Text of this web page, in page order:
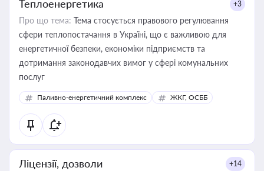
Теплоенергетика +3
Про що тема: Тема стосується правового регулювання
сфери теплопостачання в Україні, що є важливою для
енергетичної безпеки, економіки підприємств та
дотримання законодавчих вимог у сфері комунальних
послуг
Паливно-енергетичний комплекс ЖКГ, ОСББ
Ліцензії, дозволи +14